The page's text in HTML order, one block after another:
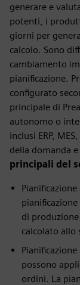
generare e
potenti, i
giorni per
calcolo. Sono
cambiamento
pianificazione.
configurato
principale di
autonomo o
inclusi ERP,
della domanda
principali del
di
calcolato allo
possono
ordini. La